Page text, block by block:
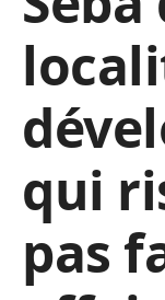
qui
pas